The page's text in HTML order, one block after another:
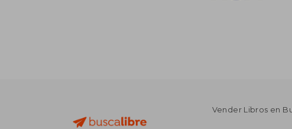
Vender Libros en